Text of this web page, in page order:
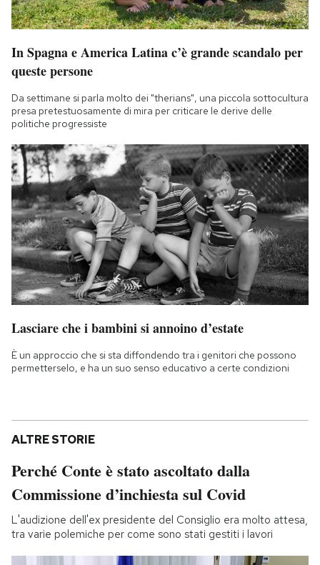
In Spagna e America Latina c’è grande scandalo per
queste persone
Da settimane si parla molto dei "therians", una piccola sottocultura
presa pretestuosamente di mira per criticare le derive delle
politiche progressiste
Lasciare che i bambini si annoino d’estate
È un approccio che si sta diffondendo tra i genitori che possono
permetterselo, e ha un suo senso educativo a certe condizioni
ALTRE STORIE
Perché Conte è stato ascoltato dalla
Commissione d’inchiesta sul Covid
L'audizione dell'ex presidente del Consiglio era molto attesa,
tra varie polemiche per come sono stati gestiti i lavori